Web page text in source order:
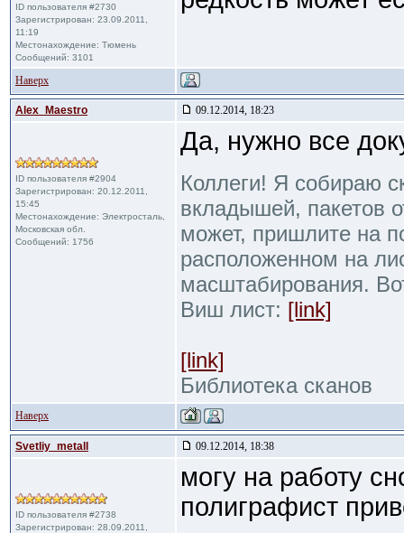
ID пользователя #2730
Зарегистрирован: 23.09.2011,
11:19
Местонахождение: Тюмень
Сообщений: 3101
Наверх
Alex_Maestro 09.12.2014, 18:23
ID пользователя #2904
Зарегистрирован: 20.12.2011,
15:45
Местонахождение: Электросталь,
Московская обл.
Сообщений: 1756
Да, нужно все
Коллеги! Я собираю
вкладышей, пакетов
может, пришлите на
расположенном на
масштабирования.
Виш лист: [link]
[link]
Библиотека сканов
Наверх
Svetliy_metall 09.12.2014, 18:38
ID пользователя #2738
Зарегистрирован: 28.09.2011,
могу на работу
полиграфист